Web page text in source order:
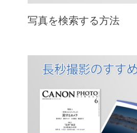
写真を検索する方法